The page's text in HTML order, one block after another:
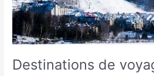
Destinations de